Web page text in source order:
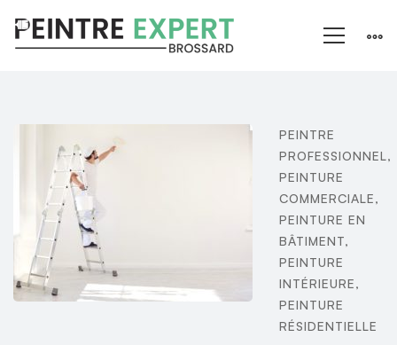
PEINTRE
PROFESSIONNEL,
PEINTURE
COMMERCIALE,
PEINTURE EN
BÂTIMENT,
PEINTURE
INTÉRIEURE,
PEINTURE
RÉSIDENTIELLE